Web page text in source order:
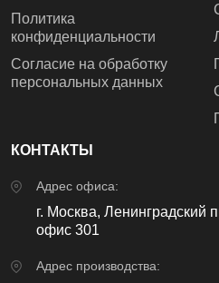
Политика
конфиденциальности
Согласие на обработку
персональных данных
КОНТАКТЫ
Адрес офиса:
г. Москва, Ленинградский
офис 301
Адрес производства: